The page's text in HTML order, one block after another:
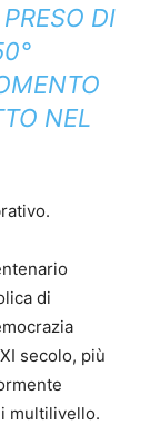
DI
NEL
di
secolo, più
multilivello.